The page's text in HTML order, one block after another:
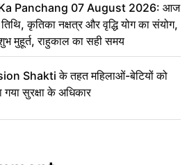
Panchang 07 August 2026: आज
कृतिका नक्षत्र और वृद्धि योग का संयोग,
मुहूर्त, राहुकाल का सही समय
Shakti के तहत महिलाओं-बेटियों को
गया सुरक्षा के अधिकार